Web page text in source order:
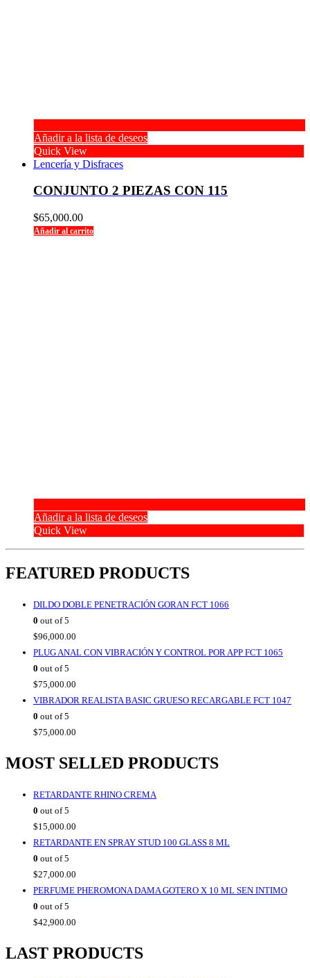
Añadir a la lista de deseos
Quick View
Lencería y Disfraces
CONJUNTO 2 PIEZAS CON 115
$65,000.00
Añadir al carrito
Añadir a la lista de deseos
Quick View
FEATURED PRODUCTS
DILDO DOBLE PENETRACIÓN GORAN FCT 1066
0 out of 5
$96,000.00
PLUG ANAL CON VIBRACIÓN Y CONTROL POR APP FCT 1065
0 out of 5
$75,000.00
VIBRADOR REALISTA BASIC GRUESO RECARGABLE FCT 1047
0 out of 5
$75,000.00
MOST SELLED PRODUCTS
RETARDANTE RHINO CREMA
0 out of 5
$15,000.00
RETARDANTE EN SPRAY STUD 100 GLASS 8 ML
0 out of 5
$27,000.00
PERFUME PHEROMONA DAMA GOTERO X 10 ML SEN INTIMO
0 out of 5
$42,900.00
LAST PRODUCTS